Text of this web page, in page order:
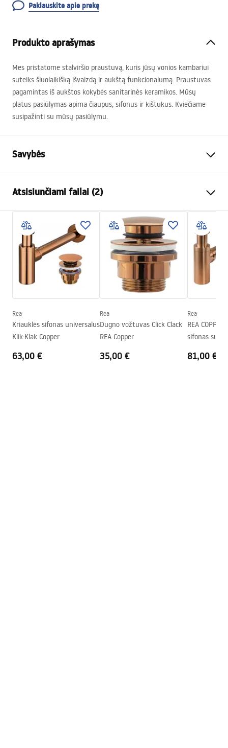
Paklauskite apie prekę
Produkto aprašymas
Mes pristatome stalviršio praustuvą, kuris jūsų vonios kambariui
suteiks šiuolaikišką išvaizdą ir aukštą funkcionalumą. Praustuvas
pagamintas iš aukštos kokybės sanitarinės keramikos. Mūsų
platus pasiūlymas apima čiaupus, sifonus ir kištukus. Kviečiame
susipažinti su mūsų pasiūlymu.
Savybės
Medžiaga
Apdaila
Blizgus
Ilgis
355
mm
Plotis
355mm
Aukštis
115mm
95mm
Apvalus
Skylė baterijom
Perpildymo anga
Ne
Atsisiunčiami failai (2)
Surinkimo instrukcijos
Basin.pdf
Garantijos sąlygos
Warranty_Terms_and_Conditions_Basins_-_5.pdf
Rea
Kriauklės sifonas universalus
Klik-Klak Copper
63,00 €
Rea
Dugno vožtuvas Click Clack
REA Copper
35,00 €
Rea
REA
sifonas su
81,00 €